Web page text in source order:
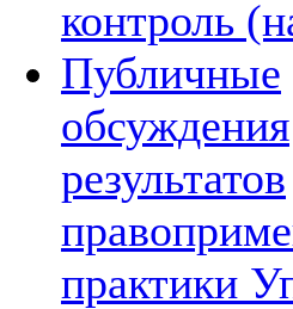
контроль
Публичные
обсуждения
результатов
практики